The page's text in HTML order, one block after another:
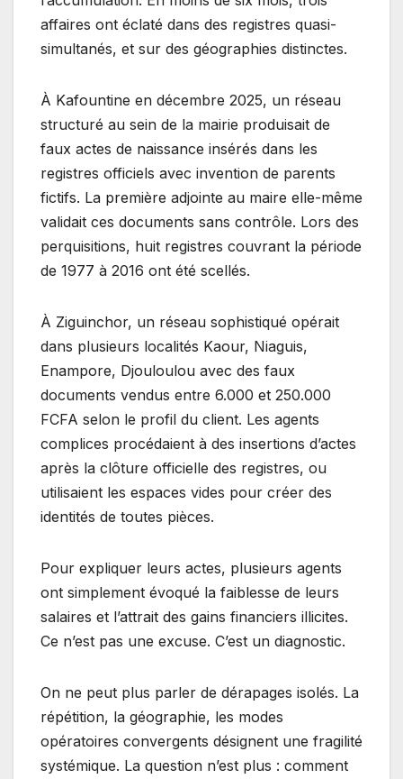
affaires ont éclaté dans des registres quasi-
simultanés, et sur des géographies distinctes.
À Kafountine en décembre 2025, un réseau
structuré au sein de la mairie produisait de
faux actes de naissance insérés dans les
registres officiels avec invention de parents
fictifs. La première adjointe au maire elle-même
validait ces documents sans contrôle. Lors des
perquisitions, huit registres couvrant la période
de 1977 à 2016 ont été scellés.
À Ziguinchor, un réseau sophistiqué opérait
dans plusieurs localités Kaour, Niaguis,
Enampore, Djouloulou avec des faux
documents vendus entre 6.000 et 250.000
FCFA selon le profil du client. Les agents
complices procédaient à des insertions d’actes
après la clôture officielle des registres, ou
utilisaient les espaces vides pour créer des
identités de toutes pièces.
Pour expliquer leurs actes, plusieurs agents
ont simplement évoqué la faiblesse de leurs
salaires et l’attrait des gains financiers illicites.
Ce n’est pas une excuse. C’est un diagnostic.
On ne peut plus parler de dérapages isolés. La
répétition, la géographie, les modes
opératoires convergents désignent une fragilité
systémique. La question n’est plus : comment